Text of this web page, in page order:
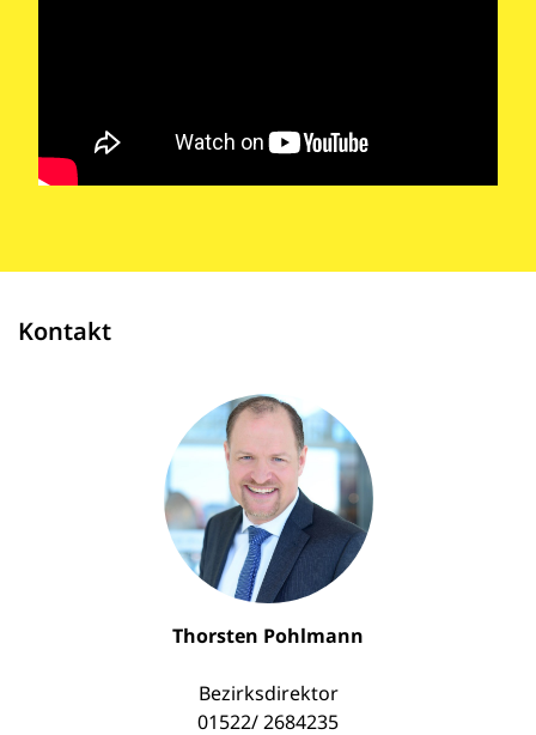
Kontakt
Thorsten Pohlmann
Bezirksdirektor
01522/ 2684235